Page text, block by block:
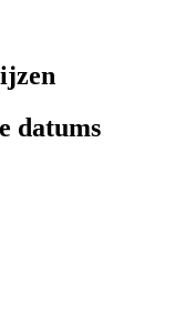
datums